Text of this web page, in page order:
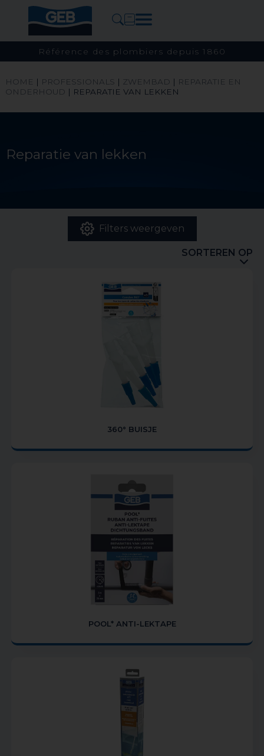
Référence des plombiers depuis 1860
HOME | PROFESSIONALS | ZWEMBAD | REPARATIE EN
ONDERHOUD | REPARATIE VAN LEKKEN
Reparatie van lekken
Filters weergeven
SORTEREN OP
360° BUISJE
POOL* ANTI-LEKTAPE